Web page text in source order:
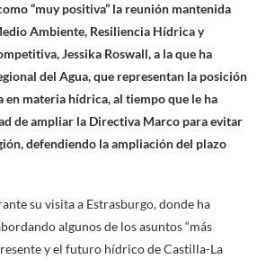
“muy positiva” la reunión mantenida
Ambiente, Resiliencia Hídrica y
Jessika Roswall, a la que ha
del Agua, que representan la posición
en materia hídrica, al tiempo que le ha
de ampliar la Directiva Marco para evitar
defendiendo la ampliación del plazo
su visita a Estrasburgo, donde ha
algunos de los asuntos “más
y el futuro hídrico de Castilla-La